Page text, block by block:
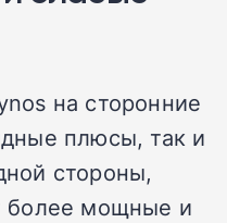
на сторонние
плюсы, так и
стороны,
более мощные и